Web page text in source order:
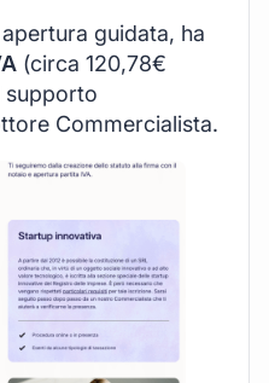
guidata, ha
(circa 120,78€
supporto
Commercialista.